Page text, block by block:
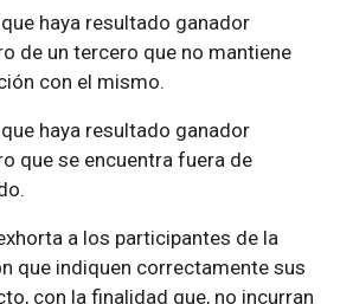
haya resultado ganador
de un tercero que no mantiene
con el mismo.
haya resultado ganador
que se encuentra fuera de
exhorta a los participantes de la
que indiquen correctamente sus
con la finalidad que, no incurran